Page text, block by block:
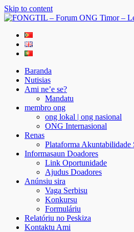
Skip to content
FONGTIL – Forum ONG Timor – Leste
Just another WordPress site
Baranda
Nutisias
Ami ne’e se?
Mandatu
membro ong
ong lokal | ong nasional
ONG Internasional
Renas
Plataforma Akuntabilidade
Informasaun Doadores
Link Oportunidade
Ajudus Doadores
Anúnsiu sira
Vaga Serbisu
Konkursu
Formuláriu
Relatóriu no Peskiza
Kontaktu Ami